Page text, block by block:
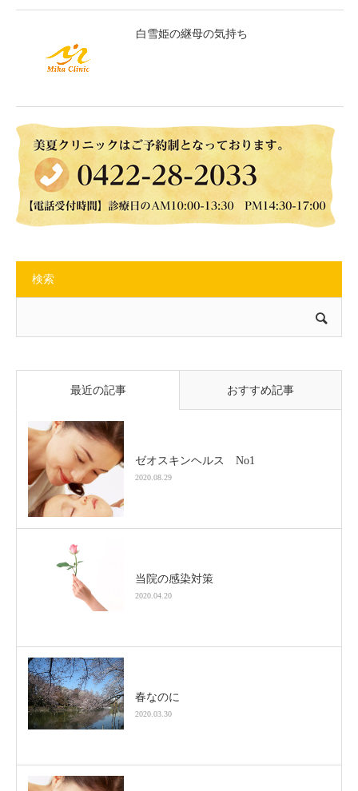
白雪姫の継母の気持ち
検索
最近の記事 おすすめ記事
ゼオスキンヘルス No1
2020.08.29
当院の感染対策
2020.04.20
春なのに
2020.03.30